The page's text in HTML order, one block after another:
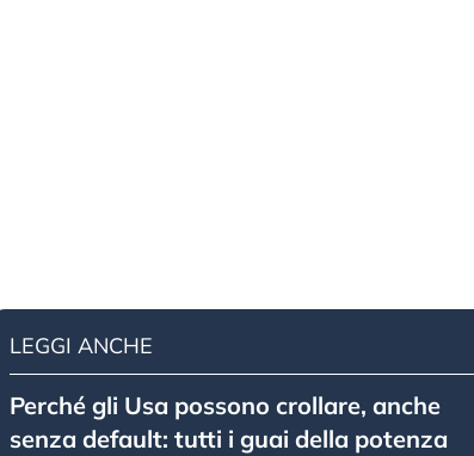
LEGGI ANCHE
Perché gli Usa possono crollare, anche
senza default: tutti i guai della potenza